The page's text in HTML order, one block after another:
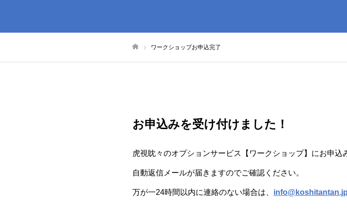
ワークショップお申込完了
お申込みを受け付けました！
虎視眈々のオプションサービス【ワークショップ】にお申込
自動返信メールが届きますのでご確認ください。
万が一24時間以内に連絡のない場合は、 info@koshitantan.jp